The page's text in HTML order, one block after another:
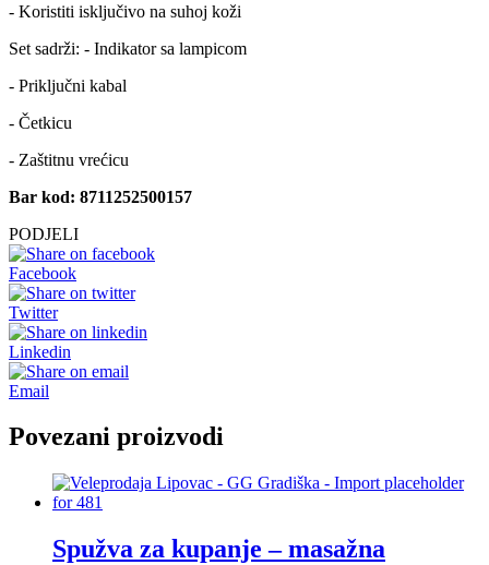
- Koristiti isključivo na suhoj koži
Set sadrži: - Indikator sa lampicom
- Priključni kabal
- Četkicu
- Zaštitnu vrećicu
Bar kod: 8711252500157
PODJELI
Facebook
Twitter
Linkedin
Email
Povezani proizvodi
Spužva za kupanje – masažna